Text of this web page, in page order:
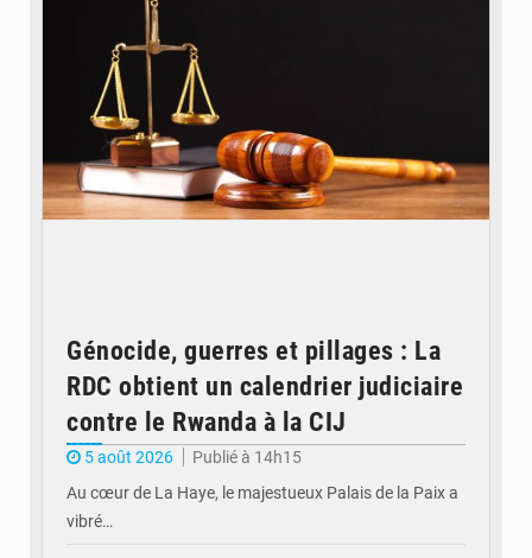
Génocide, guerres et pillages : La
RDC obtient un calendrier judiciaire
contre le Rwanda à la CIJ
5 août 2026
Publié à 14h15
Au cœur de La Haye, le majestueux Palais de la Paix a
vibré…